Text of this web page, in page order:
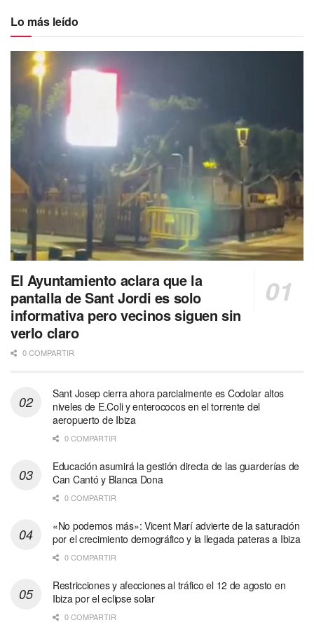
Lo más leído
El Ayuntamiento aclara que la
pantalla de Sant Jordi es solo
informativa pero vecinos siguen sin
verlo claro
0 COMPARTIR
Sant Josep cierra ahora parcialmente es Codolar altos
niveles de E.Coli y enterococos en el torrente del
aeropuerto de Ibiza
0 COMPARTIR
Educación asumirá la gestión directa de las guarderías de
Can Cantó y Blanca Dona
0 COMPARTIR
«No podemos más»: Vicent Marí advierte de la saturación
por el crecimiento demográfico y la llegada pateras a Ibiza
0 COMPARTIR
Restricciones y afecciones al tráfico el 12 de agosto en
Ibiza por el eclipse solar
0 COMPARTIR